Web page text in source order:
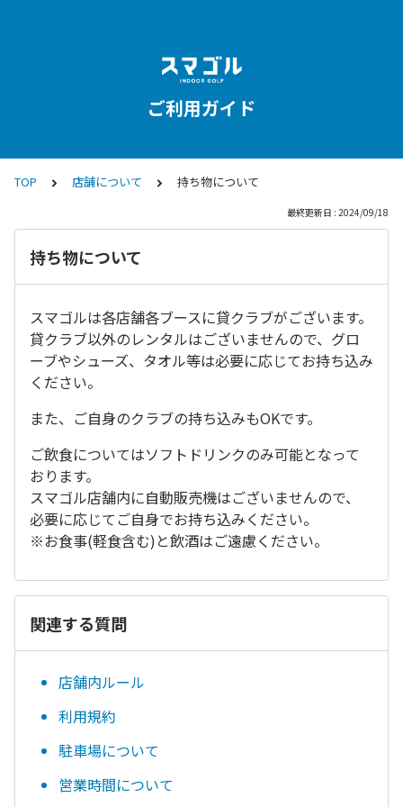
ご利用ガイド
TOP 店舗について 持ち物について
最終更新日 : 2024/09/18
持ち物について
スマゴルは各店舗各ブースに貸クラブがございます。
貸クラブ以外のレンタルはございませんので、グロ
ーブやシューズ、タオル等は必要に応じてお持ち込み
ください。
また、ご自身のクラブの持ち込みもOKです。
ご飲食についてはソフトドリンクのみ可能となって
おります。
スマゴル店舗内に自動販売機はございませんので、
必要に応じてご自身でお持ち込みください。
※お食事(軽食含む)と飲酒はご遠慮ください。
関連する質問
店舗内ルール
利用規約
駐車場について
営業時間について